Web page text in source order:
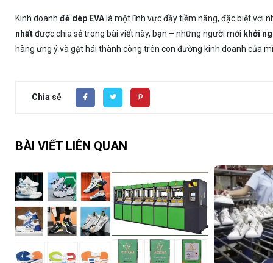
Kinh doanh đế dép EVA là một lĩnh vực đầy tiềm năng, đặc biệt với
nhấtđược chia sẻ trong bài viết này, bạn – những người mới khởi
hàng ưng ý và gặt hái thành công trên con đường kinh doanh của
Chia sẻ
BÀI VIẾT LIÊN QUAN